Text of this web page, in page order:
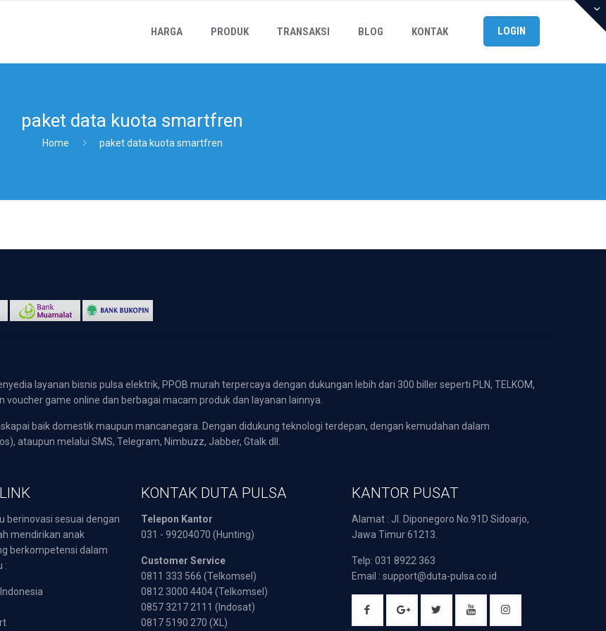
HARGA PRODUK TRANSAKSI BLOG KONTAK LOGIN
paket data kuota smartfren
Home paket data kuota smartfren
layanan bisnis pulsa elektrik, PPOB murah terpercaya dengan dukungan lebih dari 300 biller seperti PLN, TELKOM,
voucher game online dan berbagai macam produk dan layanan lainnya.
baik domestik maupun mancanegara. Dengan didukung teknologi terdepan, dengan kemudahan dalam
ataupun melalui SMS, Telegram, Nimbuzz, Jabber, Gtalk dll.
berinovasi sesuai dengan
mendirikan anak
berkompetensi dalam
:
KONTAK DUTA PULSA
Telepon Kantor
031 - 99204070 (Hunting)
Customer Service
0811 333 566 (Telkomsel)
0812 3000 4404 (Telkomsel)
0857 3217 2111 (Indosat)
0817 5190 270 (XL)
KANTOR PUSAT
Alamat : Jl. Diponegoro No.91D Sidoarjo,
Jawa Timur 61213.
Telp: 031 8922 363
Email : support@duta-pulsa.co.id